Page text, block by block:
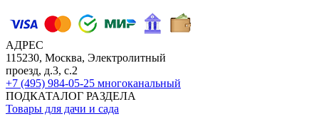
АДРЕС
115230, Москва, Электролитный
проезд, д.3, с.2
+7 (495) 984-05-25 многоканальный
ПОДКАТАЛОГ РАЗДЕЛА
Товары для дачи и сада